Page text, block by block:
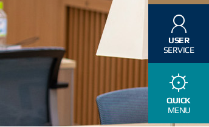
USER
SERVICE
QUICK
MENU